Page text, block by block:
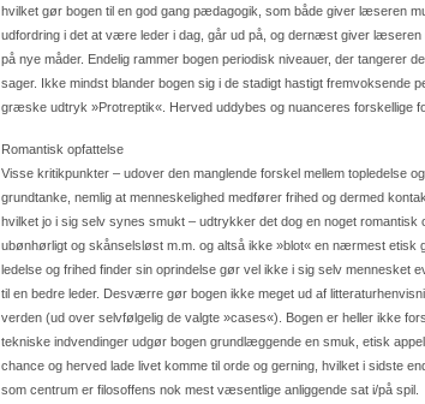
hvilket gør bogen til en god gang pædagogik, som både giver læseren
udfordring i det at være leder i dag, går ud på, og dernæst giver læseren
på nye måder. Endelig rammer bogen periodisk niveauer, der tangerer
sager. Ikke mindst blander bogen sig i de stadigt hastigt fremvoksende
græske udtryk »Protreptik«. Herved uddybes og nuanceres forskellige
Romantisk opfattelse
Visse kritikpunkter – udover den manglende forskel mellem topledelse
grundtanke, nemlig at menneskelighed medfører frihed og dermed
hvilket jo i sig selv synes smukt – udtrykker det dog en noget
ubønhørligt og skånselsløst m.m. og altså ikke »blot« en nærmest etisk
ledelse og frihed finder sin oprindelse gør vel ikke i sig selv mennesket
til en bedre leder. Desværre gør bogen ikke meget ud af
verden (ud over selvfølgelig de valgte »cases«). Bogen er heller ikke
tekniske indvendinger udgør bogen grundlæggende en smuk, etisk
chance og herved lade livet komme til orde og gerning, hvilket i sidste
som centrum er filosoffens nok mest væsentlige anliggende sat i/på spil.